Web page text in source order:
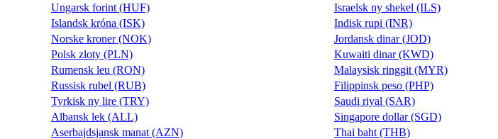
Ungarsk forint (HUF)
Islandsk króna (ISK)
Norske kroner (NOK)
Polsk zloty (PLN)
Rumensk leu (RON)
Russisk rubel (RUB)
Tyrkisk ny lire (TRY)
Albansk lek (ALL)
Aserbajdsjansk manat (AZN)
Israelsk ny shekel (ILS)
Indisk rupi (INR)
Jordansk dinar (JOD)
Kuwaiti dinar (KWD)
Malaysisk ringgit (MYR)
Filippinsk peso (PHP)
Saudi riyal (SAR)
Singapore dollar (SGD)
Thai baht (THB)